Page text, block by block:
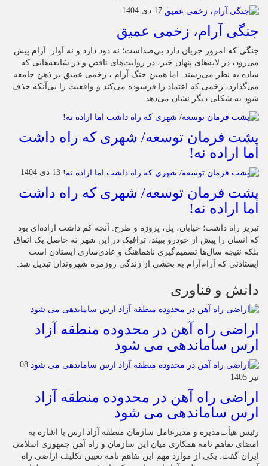
17 دی 1404
جنگی آرام، زخمی عمیق
جنگی که امروز جریان دارد بی‌صداست؛ نه دود دارد و نه آوار. آرام پیش
می‌رود، در لایه‌های پنهان خبر، در روایت‌های ناقص و در شایعه‌هایی که
ساده به نظر می‌رسند. اما همین جنگ آرام ، زخمی عمیق بر ذهن جامعه
می‌گذارد، زخمی که اعتماد را فرسوده می‌کند و واقعیت را بی‌آنکه حذف
شود به شکلی دیگر نشان می‌دهد.
پشت فرمان توسعه/ شهری که راه داشت
اما اراده نه!
13 دی 1404
پشت فرمان توسعه/ شهری که راه داشت
اما اراده نه!
تبریز راه داشت؛ خیابان، پل، پروژه و طرح. آنچه کم داشت اراده‌ای بود
که انسان را پیش از خودرو ببیند، ترافیک در این شهر نه حاصل یک اتفاق
بلکه نتیجه سال‌ها تصمیم‌گیری ناهماهنگ و عادی‌سازی ایستادن است
ایستادنی که آرام‌آرام به بخشی از زندگی روزمره شهروندان تبدیل شد.
دانش و فناوری
اراضی راه آهن در محدوده منطقه آزاد
ارس ساماندهی می شود
08
تیر 1405
اراضی راه آهن در محدوده منطقه آزاد
ارس ساماندهی می شود
رئیس هیأت‌مدیره و مدیرعامل سازمان منطقه آزاد ارس با اشاره به
امضای تفاهم نامه همکاری میان این سازمان و راه آهن جمهوری اسلامی
ایران گفت: یکی از موارد مهم این تفاهم نامه تعیین تکلیف اراضی راه